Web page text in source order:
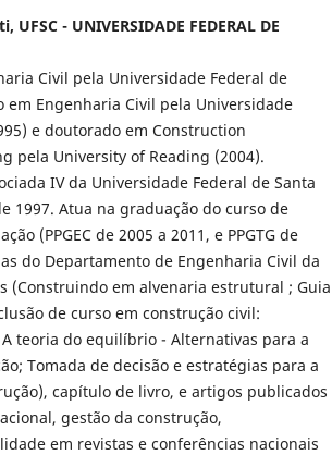
- UNIVERSIDADE FEDERAL DE
Civil pela Universidade Federal de
em Engenharia Civil pela Universidade
e doutorado em Construction
pela University of Reading (2004).
IV da Universidade Federal de Santa
1997. Atua na graduação do curso de
(PPGEC de 2005 a 2011, e PPGTG de
do Departamento de Engenharia Civil da
(Construindo em alvenaria estrutural ; Guia
de curso em construção civil:
teoria do equilíbrio - Alternativas para a
Tomada de decisão e estratégias para a
capítulo de livro, e artigos publicados
gestão da construção,
em revistas e conferências nacionais